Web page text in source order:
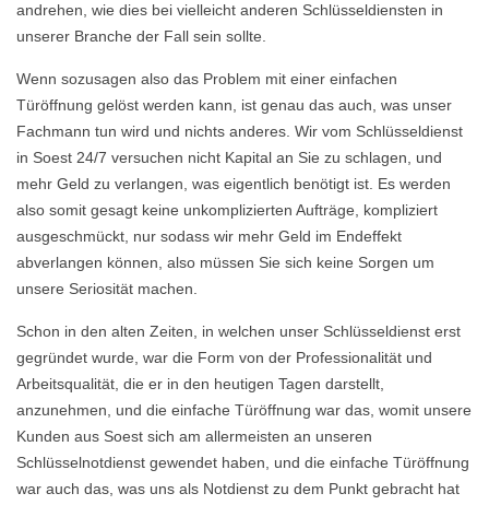
andrehen, wie dies bei vielleicht anderen Schlüsseldiensten in
unserer Branche der Fall sein sollte.
Wenn sozusagen also das Problem mit einer einfachen
Türöffnung gelöst werden kann, ist genau das auch, was unser
Fachmann tun wird und nichts anderes. Wir vom Schlüsseldienst
in Soest 24/7 versuchen nicht Kapital an Sie zu schlagen, und
mehr Geld zu verlangen, was eigentlich benötigt ist. Es werden
also somit gesagt keine unkomplizierten Aufträge, kompliziert
ausgeschmückt, nur sodass wir mehr Geld im Endeffekt
abverlangen können, also müssen Sie sich keine Sorgen um
unsere Seriosität machen.
Schon in den alten Zeiten, in welchen unser Schlüsseldienst erst
gegründet wurde, war die Form von der Professionalität und
Arbeitsqualität, die er in den heutigen Tagen darstellt,
anzunehmen, und die einfache Türöffnung war das, womit unsere
Kunden aus Soest sich am allermeisten an unseren
Schlüsselnotdienst gewendet haben, und die einfache Türöffnung
war auch das, was uns als Notdienst zu dem Punkt gebracht hat